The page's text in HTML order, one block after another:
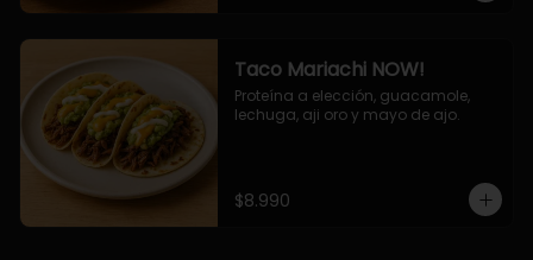
Taco Mariachi NOW!
Proteína a elección, guacamole,
lechuga, aji oro y mayo de ajo.
$8.990